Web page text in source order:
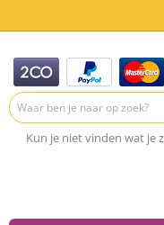
Kun je niet vinden wat je